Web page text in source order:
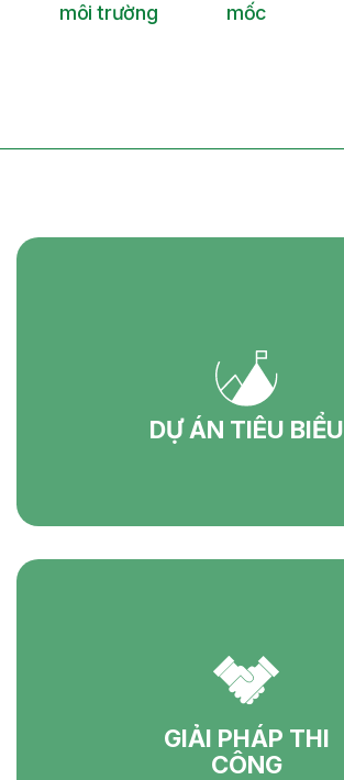
môi trường
mốc
DỰ ÁN TIÊU BIỂU
GIẢI PHÁP THI
CÔNG